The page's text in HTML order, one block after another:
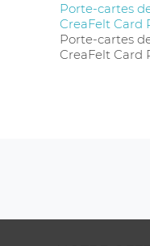
Porte-cartes
CreaFelt Card
Porte-cartes
CreaFelt Card